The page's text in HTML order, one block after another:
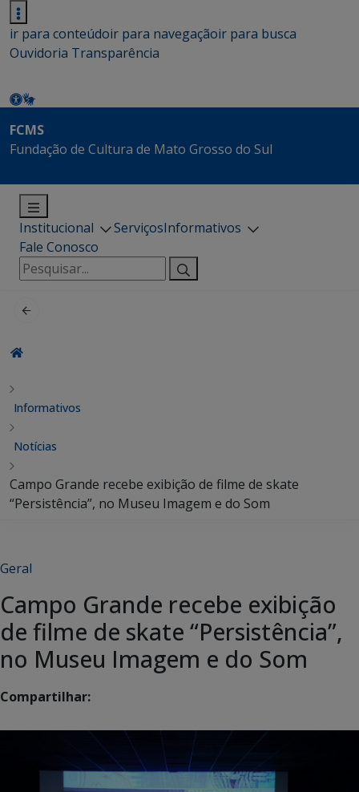
ir para conteúdoir para navegaçãoir para busca
Ouvidoria Transparência
FCMS
Fundação de Cultura de Mato Grosso do Sul
Institucional ServiçosInformativos
Fale Conosco
Pesquisar
por:
Informativos
Notícias
Campo Grande recebe exibição de filme de skate
“Persistência”, no Museu Imagem e do Som
Geral
Campo Grande recebe exibição
de filme de skate “Persistência”,
no Museu Imagem e do Som
Compartilhar: